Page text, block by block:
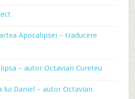
Apocalipsei – traducere
– autor Octavian Cureteu
lui Daniel – autor Octavian